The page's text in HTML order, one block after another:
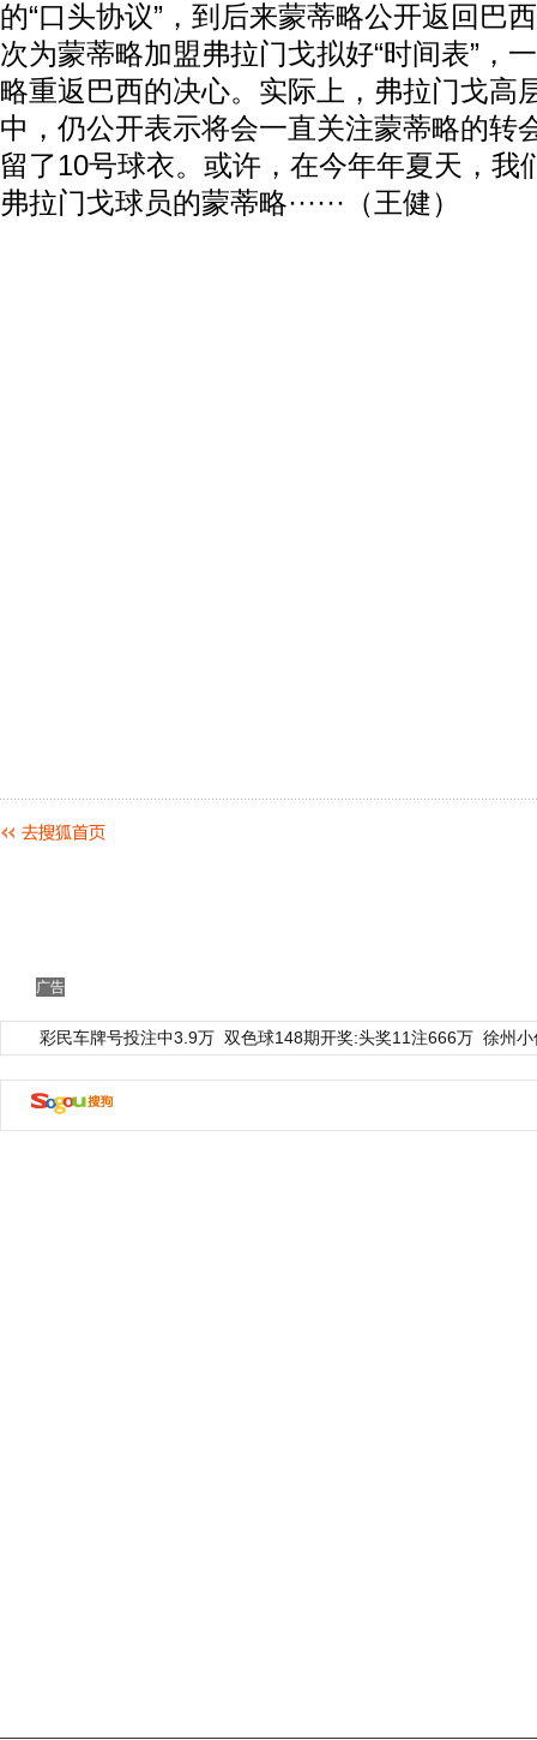
的“口头协议”，到后来蒙蒂略公开返回巴
次为蒙蒂略加盟弗拉门戈拟好“时间表”，
略重返巴西的决心。实际上，弗拉门戈高
中，仍公开表示将会一直关注蒙蒂略的转
留了10号球衣。或许，在今年年夏天，我
弗拉门戈球员的蒙蒂略······（王健）
广告
彩民车牌号投注中3.9万 双色球148期开奖:头奖11注666万 徐州